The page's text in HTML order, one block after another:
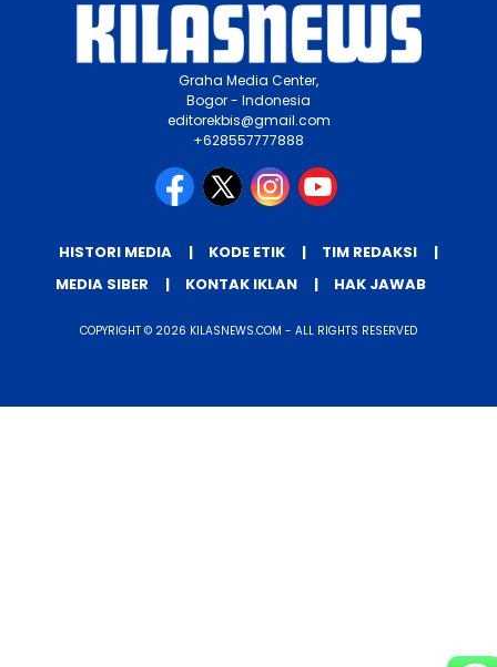
Graha Media Center,
Bogor - Indonesia
editorekbis@gmail.com
+628557777888
HISTORI MEDIA KODE ETIK
TIM REDAKSI
MEDIA SIBER
KONTAK IKLAN HAK JAWAB
COPYRIGHT © 2026 KILASNEWS.COM - ALL RIGHTS RESERVED